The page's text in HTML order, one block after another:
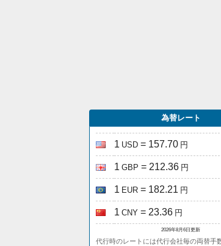
為替レート
1 USD = 157.70 円
1 GBP = 212.36 円
1 EUR = 182.21 円
1 CNY = 23.36 円
2026年8月6日更新
代行時のレートには代行会社毎の両替手